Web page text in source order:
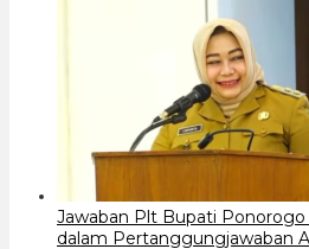
Jawaban Plt Bupati Ponorogo
dalam Pertanggungjawaban